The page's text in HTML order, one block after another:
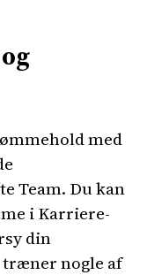
med
Team. Du kan
i Karriere-
din
nogle af